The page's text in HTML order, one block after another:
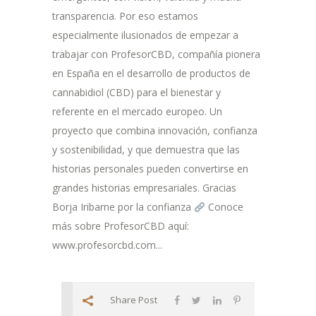
transparencia. Por eso estamos
especialmente ilusionados de empezar a
trabajar con ProfesorCBD, compañía pionera
en España en el desarrollo de productos de
cannabidiol (CBD) para el bienestar y
referente en el mercado europeo. Un
proyecto que combina innovación, confianza
y sostenibilidad, y que demuestra que las
historias personales pueden convertirse en
grandes historias empresariales. Gracias
Borja Iribarne por la confianza
Conoce
más sobre ProfesorCBD aquí:
www.profesorcbd.com...
Share Post